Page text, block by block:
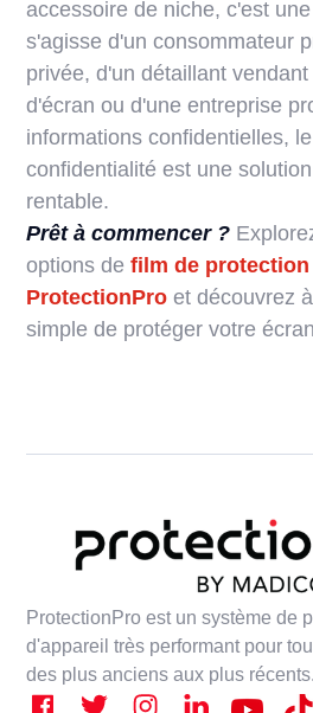
accessoire de niche, c'est
s'agisse d'un consommateur
privée, d'un détaillant
d'écran ou d'une entreprise
informations confidentielles,
confidentialité est une
rentable.
Prêt à commencer ?
options defilm de
ProtectionPro et découvrez
simple de protéger votre
ProtectionPro est un système de
d'appareil très performant pour
des plus anciens aux plus récents.